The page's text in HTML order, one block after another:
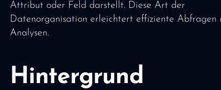
Attribut oder Feld darstellt. Diese Art der
Datenorganisation erleichtert effiziente Abfragen
Analysen.
Hintergrund